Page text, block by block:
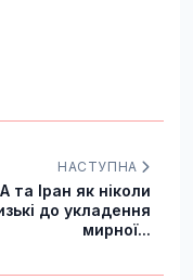
НАСТУПНА
та Іран як ніколи
до укладення
мирної...